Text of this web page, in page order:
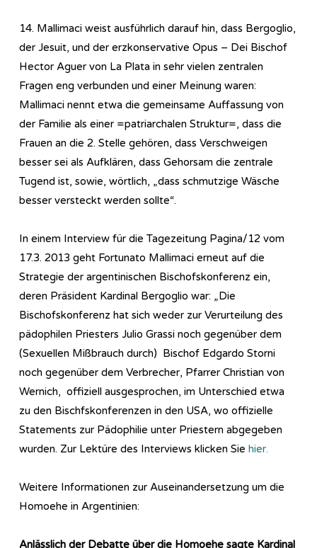
14. Mallimaci weist ausführlich darauf hin, dass Bergoglio,
der Jesuit, und der erzkonservative Opus – Dei Bischof
Hector Aguer von La Plata in sehr vielen zentralen
Fragen eng verbunden und einer Meinung waren:
Mallimaci nennt etwa die gemeinsame Auffassung von
der Familie als einer =patriarchalen Struktur=, dass die
Frauen an die 2. Stelle gehören, dass Verschweigen
besser sei als Aufklären, dass Gehorsam die zentrale
Tugend ist, sowie, wörtlich, „dass schmutzige Wäsche
besser versteckt werden sollte“.
In einem Interview für die Tagezeitung Pagina/12 vom
17.3. 2013 geht Fortunato Mallimaci erneut auf die
Strategie der argentinischen Bischofskonferenz ein,
deren Präsident Kardinal Bergoglio war: „Die
Bischofskonferenz hat sich weder zur Verurteilung des
pädophilen Priesters Julio Grassi noch gegenüber dem
(Sexuellen Mißbrauch durch) Bischof Edgardo Storni
noch gegenüber dem Verbrecher, Pfarrer Christian von
Wernich, offiziell ausgesprochen, im Unterschied etwa
zu den Bischfskonferenzen in den USA, wo offizielle
Statements zur Pädophilie unter Priestern abgegeben
wurden. Zur Lektüre des Interviews klicken Sie hier.
Weitere Informationen zur Auseinandersetzung um die
Homoehe in Argentinien:
Anlässlich der Debatte über die Homoehe sagte Kardinal